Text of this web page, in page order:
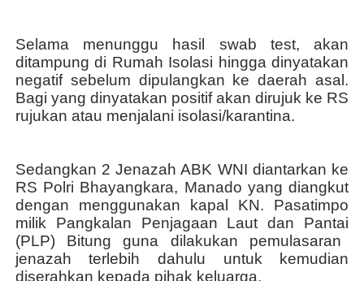
Selama menunggu hasil swab test, akan
ditampung di Rumah Isolasi hingga dinyatakan
negatif sebelum dipulangkan ke daerah asal.
Bagi yang dinyatakan positif akan dirujuk ke RS
rujukan atau menjalani isolasi/karantina.
Sedangkan 2 Jenazah ABK WNI diantarkan ke
RS Polri Bhayangkara, Manado yang diangkut
dengan menggunakan kapal KN. Pasatimpo
milik Pangkalan Penjagaan Laut dan Pantai
(PLP)Bitung guna dilakukan pemulasaran
jenazah terlebih dahulu untuk kemudian
diserahkan kepada pihak keluarga.